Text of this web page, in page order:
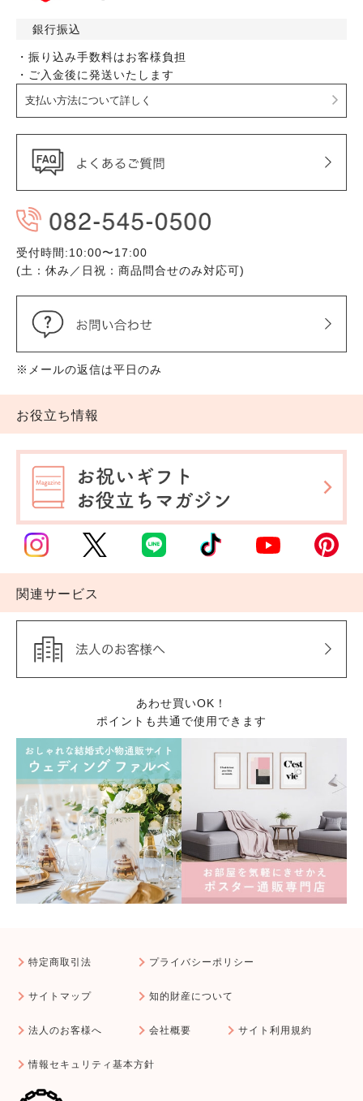
銀行振込
・振り込み手数料はお客様負担
・ご入金後に発送いたします
支払い方法について詳しく
受付時間:10:00〜17:00
(土：休み／日祝：商品問合せのみ対応可)
※メールの返信は平日のみ
お役立ち情報
関連サービス
あわせ買いOK！
ポイントも共通で使用できます
特定商取引法 プライバシーポリシー
サイトマップ 知的財産について
法人のお客様へ 会社概要 サイト利用規約
情報セキュリティ基本方針